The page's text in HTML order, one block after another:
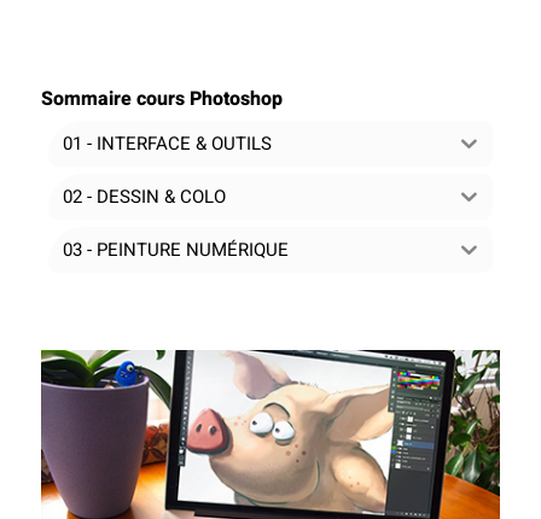
Sommaire cours Photoshop
01 - INTERFACE & OUTILS
02 - DESSIN & COLO
03 - PEINTURE NUMÉRIQUE